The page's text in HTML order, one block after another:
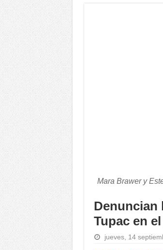
Mara Brawer y
Denuncian
Tupac en
jueves, 14